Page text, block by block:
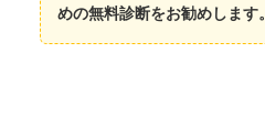
めの無料診断をお勧めします。